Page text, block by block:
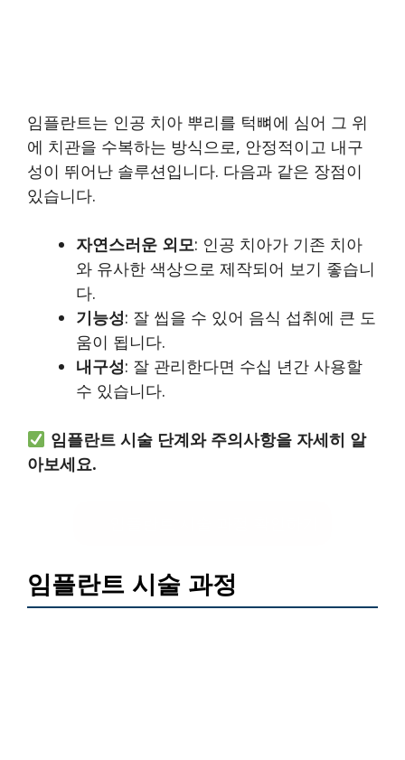
임플란트는 인공 치아 뿌리를 턱뼈에 심어 그 위
에 치관을 수복하는 방식으로, 안정적이고 내구
성이 뛰어난 솔루션입니다. 다음과 같은 장점이
있습니다.
자연스러운 외모: 인공 치아가 기존 치아
와 유사한 색상으로 제작되어 보기 좋습니
다.
기능성: 잘 씹을 수 있어 음식 섭취에 큰 도
움이 됩니다.
내구성: 잘 관리한다면 수십 년간 사용할
수 있습니다.
임플란트 시술 단계와 주의사항을 자세히 알
아보세요.
임플란트 시술 과정